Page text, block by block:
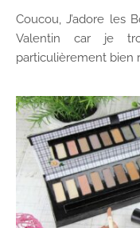
Coucou, J’adore les
Valentin car je
particulièrement bien